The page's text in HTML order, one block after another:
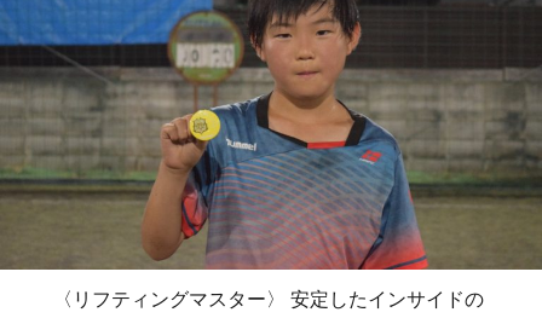
〈リフティングマスター〉 安定したインサイドの